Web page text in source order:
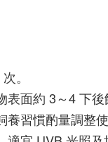
。
面約 3～4 下後
習慣酌量調整使